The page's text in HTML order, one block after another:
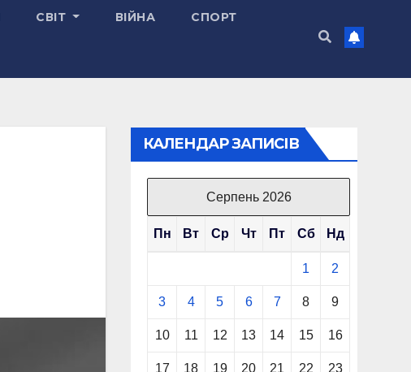
СВІТ ВІЙНА СПОРТ
КАЛЕНДАР ЗАПИСІВ
Серпень 2026
Пн Вт Ср Чт Пт Сб Нд
1 2
3 4 5 6 7 8 9
10 11 12 13 14 15 16
17 18 19 20 21 22 23